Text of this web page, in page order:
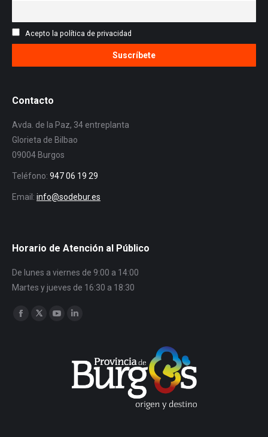
Acepto la política de privacidad
Contacto
Avda. de la Paz, 34 entreplanta
Glorieta de Bilbao
09004 Burgos
Teléfono: 947 06 19 29
Email: info@sodebur.es
Horario de Atención al Público
De lunes a viernes de 9:00 a 14:00
Martes y jueves de 16:30 a 18:30
Encuéntranos en:
Facebook